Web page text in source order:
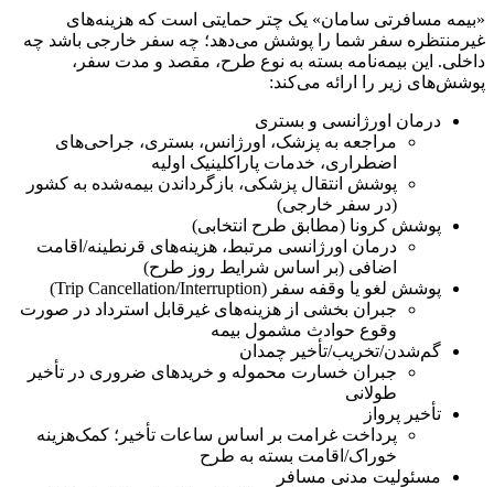
«بیمه مسافرتی سامان» یک چتر حمایتی است که هزینه‌های
غیرمنتظره سفر شما را پوشش می‌دهد؛ چه سفر خارجی باشد چه
داخلی. این بیمه‌نامه بسته به نوع طرح، مقصد و مدت سفر،
پوشش‌های زیر را ارائه می‌کند:
درمان اورژانسی و بستری
مراجعه به پزشک، اورژانس، بستری، جراحی‌های
اضطراری، خدمات پاراکلینیک اولیه
پوشش انتقال پزشکی، بازگرداندن بیمه‌شده به کشور
(در سفر خارجی)
پوشش کرونا (مطابق طرح انتخابی)
درمان اورژانسی مرتبط، هزینه‌های قرنطینه/اقامت
اضافی (بر اساس شرایط روز طرح)
پوشش لغو یا وقفه سفر (Trip Cancellation/Interruption)
جبران بخشی از هزینه‌های غیرقابل استرداد در صورت
وقوع حوادث مشمول بیمه
گم‌شدن/تخریب/تأخیر چمدان
جبران خسارت محموله و خریدهای ضروری در تأخیر
طولانی
تأخیر پرواز
پرداخت غرامت بر اساس ساعات تأخیر؛ کمک‌هزینه
خوراک/اقامت بسته به طرح
مسئولیت مدنی مسافر